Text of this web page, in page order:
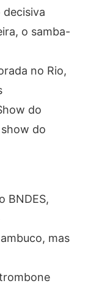
o samba-
no Rio,
do
do
BNDES,
mas